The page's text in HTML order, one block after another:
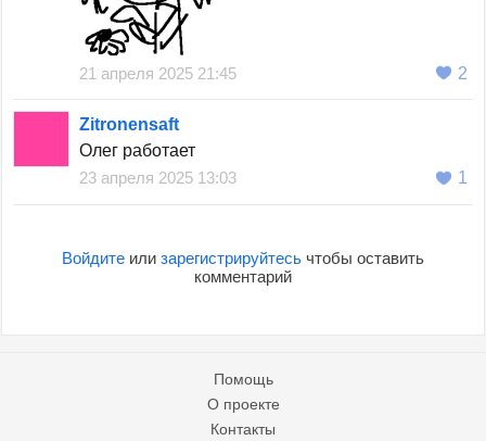
21 апреля 2025 21:45 2
Zitronensaft
Олег работает
23 апреля 2025 13:03
1
Войдитеили зарегистрируйтесьчтобы оставить
комментарий
Помощь
О проекте
Контакты